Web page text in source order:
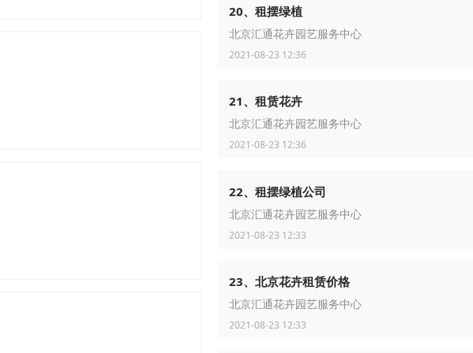
冰箱贴，PVC广告杯，PVC杯垫，PVC开瓶器
20、租摆绿植
北京汇通花卉园艺服务中心
2021-08-23 12:36
21、租赁花卉
北京汇通花卉园艺服务中心
2021-08-23 12:36
22、租摆绿植公司
北京汇通花卉园艺服务中心
2021-08-23 12:33
23、北京花卉租赁价格
北京汇通花卉园艺服务中心
2021-08-23 12:33